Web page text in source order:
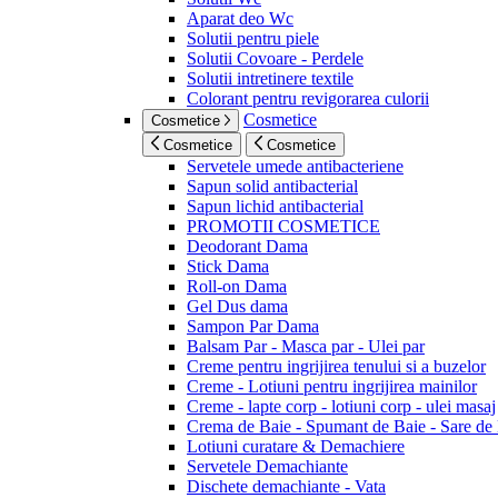
Aparat deo Wc
Solutii pentru piele
Solutii Covoare - Perdele
Solutii intretinere textile
Colorant pentru revigorarea culorii
Cosmetice Cosmetice
Cosmetice Cosmetice
Servetele umede antibacteriene
Sapun solid antibacterial
Sapun lichid antibacterial
PROMOTII COSMETICE
Deodorant Dama
Stick Dama
Roll-on Dama
Gel Dus dama
Sampon Par Dama
Balsam Par - Masca par - Ulei par
Creme pentru ingrijirea tenului si a buzelor
Creme - Lotiuni pentru ingrijirea mainilor
Creme - lapte corp - lotiuni corp - ulei masaj
Crema de Baie - Spumant de Baie - Sare de
Lotiuni curatare & Demachiere
Servetele Demachiante
Dischete demachiante - Vata